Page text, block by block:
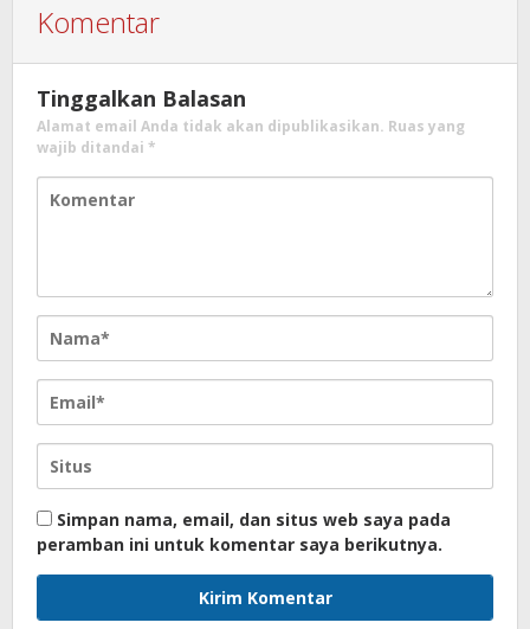
Komentar
Tinggalkan Balasan
Alamat email Anda tidak akan dipublikasikan. Ruas yang
wajib ditandai *
Simpan nama, email, dan situs web saya pada
peramban ini untuk komentar saya berikutnya.